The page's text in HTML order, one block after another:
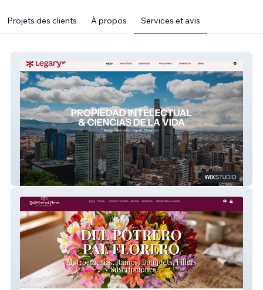
Projets des clients À propos Services et avis
LEGARY IP